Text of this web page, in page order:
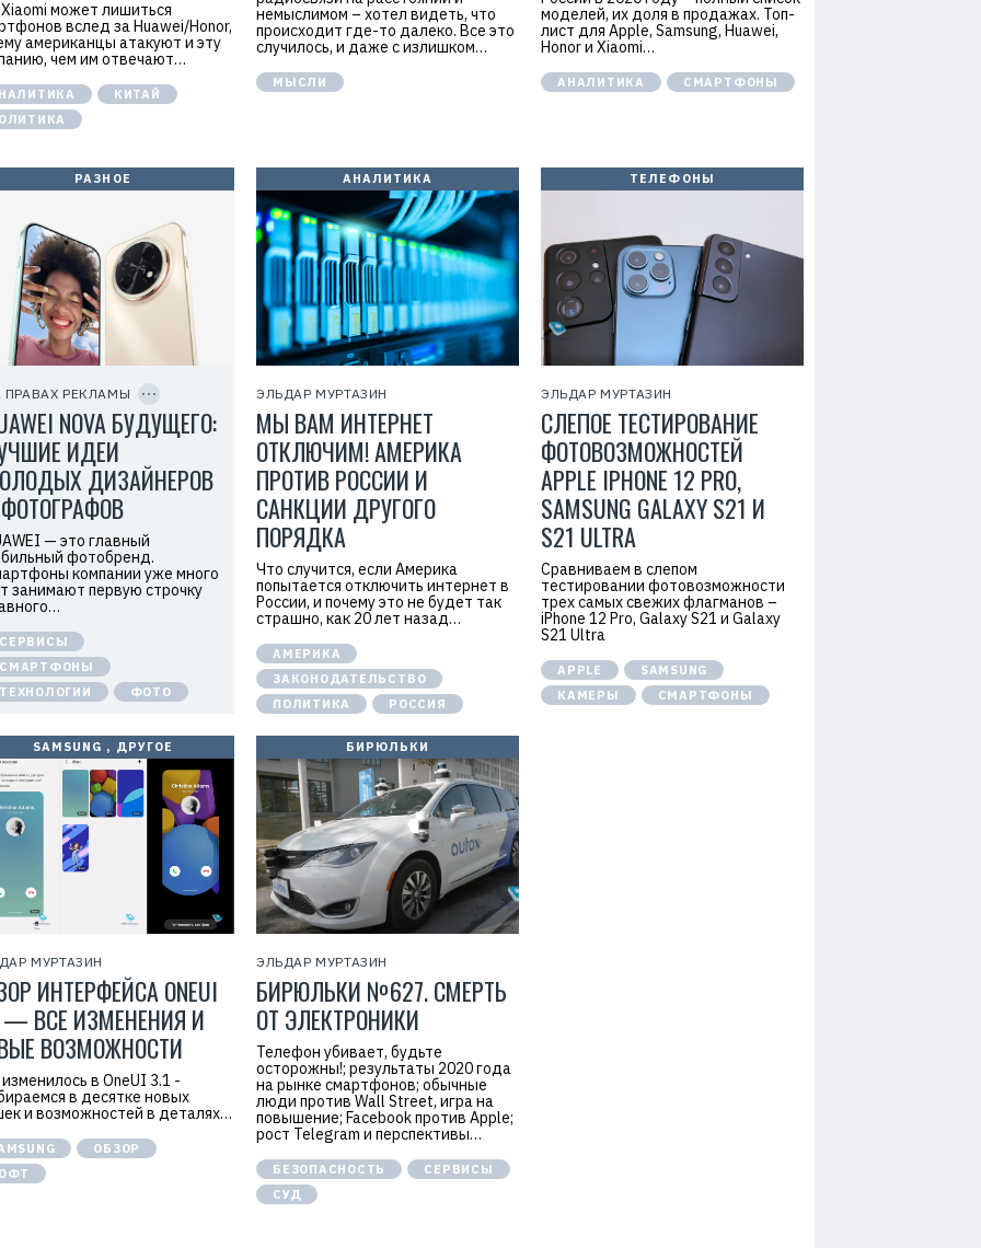
может лишиться
вслед за Huawei/Honor,
американцы атакуют и эту
чем им отвечают…
КИТАЙ
немыслимом – хотел видеть, что
происходит где-то далеко. Все это
случилось, и даже с излишком…
МЫСЛИ
моделей, их доля в продажах. Топ-
лист для Apple, Samsung, Huawei,
Honor и Xiaomi…
АНАЛИТИКА СМАРТФОНЫ
АНАЛИТИКА
ЭЛЬДАР МУРТАЗИН
МЫ ВАМ ИНТЕРНЕТ
ОТКЛЮЧИМ! АМЕРИКА
ПРОТИВ РОССИИ И
САНКЦИИ ДРУГОГО
ПОРЯДКА
Что случится, если Америка
попытается отключить интернет в
России, и почему это не будет так
страшно, как 20 лет назад…
АМЕРИКА
ЗАКОНОДАТЕЛЬСТВО
ПОЛИТИКА
РОССИЯ
ТЕЛЕФОНЫ
ЭЛЬДАР МУРТАЗИН
СЛЕПОЕ ТЕСТИРОВАНИЕ
ФОТОВОЗМОЖНОСТЕЙ
APPLE IPHONE 12 PRO,
SAMSUNG GALAXY S21 И
S21 ULTRA
Сравниваем в слепом
тестировании фотовозможности
трех самых свежих флагманов –
iPhone 12 Pro, Galaxy S21 и Galaxy
S21 Ultra
APPLE
SAMSUNG
КАМЕРЫ
СМАРТФОНЫ
SAMSUNG , ДРУГОЕ
МУРТАЗИН
ИНТЕРФЕЙСА ONEUI
— ВСЕ ИЗМЕНЕНИЯ И
ВОЗМОЖНОСТИ
в OneUI 3.1 -
в десятке новых
и возможностей в деталях…
ОБЗОР
БИРЮЛЬКИ
ЭЛЬДАР МУРТАЗИН
БИРЮЛЬКИ №627. СМЕРТЬ
ОТ ЭЛЕКТРОНИКИ
Телефон убивает, будьте
осторожны!; результаты 2020 года
на рынке смартфонов; обычные
люди против Wall Street, игра на
повышение; Facebook против Apple;
рост Telegram и перспективы…
БЕЗОПАСНОСТЬ
СЕРВИСЫ
СУД
РАЗНОЕ
ПРАВАХ РЕКЛАМЫ
=
2
V
f
f
M
к
л
а
м
о
л
О
О
Т
е
п
а
н
в
»
И
Н
:
7
7
8
8
0
I
D
NOVA БУДУЩЕГО:
ИДЕИ
ДИЗАЙНЕРОВ
— это главный
фотобренд.
компании уже много
занимают первую строчку
СЕРВИСЫ
СМАРТФОНЫ
ТЕХНОЛОГИИ
ФОТО